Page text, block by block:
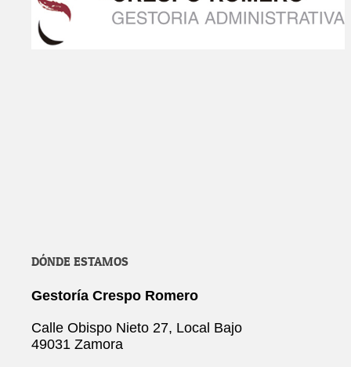
DÓNDE ESTAMOS
Gestoría Crespo Romero
Calle Obispo Nieto 27, Local Bajo
49031 Zamora